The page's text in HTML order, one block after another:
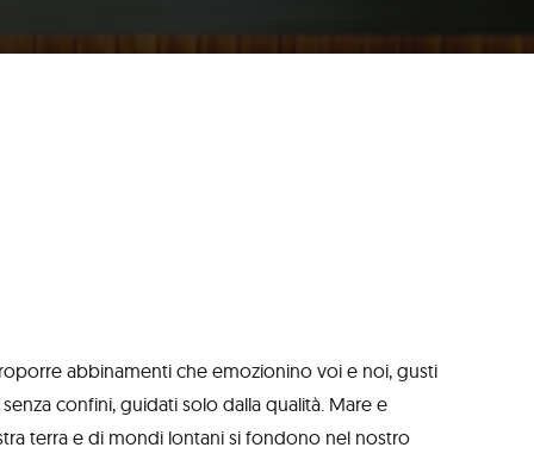
abbinamenti che emozionino voi e noi, gusti
confini, guidati solo dalla qualità. Mare e
terra e di mondi lontani si fondono nel nostro